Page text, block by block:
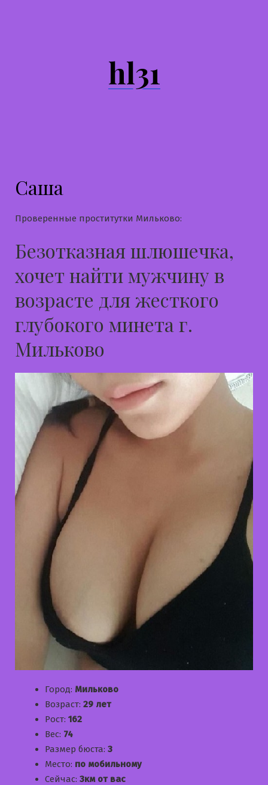
hl31
Саша
Проверенные проститутки Мильково:
Безотказная шлюшечка,
хочет найти мужчину в
возрасте для жесткого
глубокого минета г.
Мильково
Город: Мильково
Возраст: 29 лет
Рост: 162
Вес: 74
Размер бюста: 3
Место: по мобильному
Сейчас: 3км от вас